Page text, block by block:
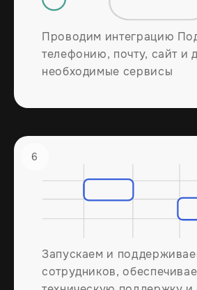
Проводим интеграцию
телефонию, почту, сайт и
необходимые сервисы
6
Запускаем и
сотрудников,